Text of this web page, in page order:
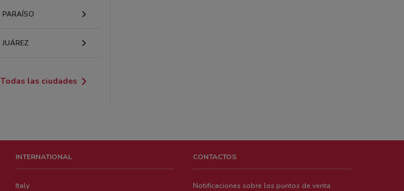
PARAÍSO
JUÁREZ
Todas las ciudades
INTERNATIONAL
Italy
CONTACTOS
Notificaciones sobre los puntos de venta